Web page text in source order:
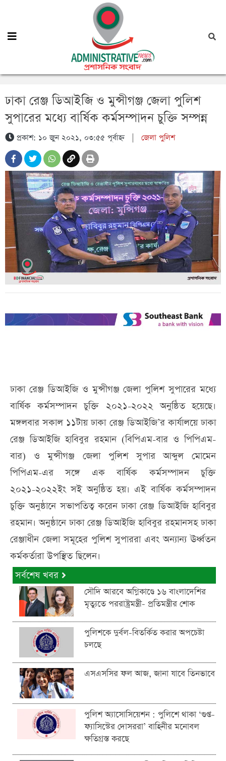
ঢাকা রেঞ্জ ডিআইজি ও মুন্সীগঞ্জ জেলা পুলিশ
সুপারের মধ্যে বার্ষিক কর্মসম্পাদন চুক্তি সম্পন্ন
প্রকাশ: ১০ জুন ২০২১, ০৩:৫৫ পূর্বাহ্ন| জেলা পুলিশ
ঢাকা রেঞ্জ ডিআইজি ও মুন্সীগঞ্জ জেলা পুলিশ সুপারের মধ্যে
বার্ষিক কর্মসম্পাদন চুক্তি ২০২১-২০২২ অনুষ্ঠিত হয়েছে।
মঙ্গলবার সকাল ১১টায় ঢাকা রেঞ্জ ডিআইজি’র কার্যালয়ে ঢাকা
রেঞ্জ ডিআইজি হাবিবুর রহমান (বিপিএম-বার ও পিপিএম-
বার) ও মুন্সীগঞ্জ জেলা পুলিশ সুপার আব্দুল মোমেন
পিপিএম-এর সঙ্গে এক বার্ষিক কর্মসম্পাদন চুক্তি
২০২১-২০২২ইং সই অনুষ্ঠিত হয়। এই বার্ষিক কর্মসম্পাদন
চুক্তি অনুষ্ঠানে সভাপতিত্ব করেন ঢাকা রেঞ্জ ডিআইজি হাবিবুর
রহমান। অনুষ্ঠানে ঢাকা রেঞ্জ ডিআইজি হাবিবুর রহমানসহ ঢাকা
রেঞ্জাধীন জেলা সমূহের পুলিশ সুপাররা এবং অন্যান্য ঊর্ধ্বতন
কর্মকর্তারা উপস্থিত ছিলেন।
সর্বশেষ খবর
সৌদি আরবে অগ্নিকাণ্ডে ১৬ বাংলাদেশির
মৃত্যুতে পররাষ্ট্রমন্ত্রী- প্রতিমন্ত্রীর শোক
পুলিশকে দুর্বল-বিতর্কিত করার অপচেষ্টা
চলছে
এসএসসির ফল আজ, জানা যাবে তিনভাবে
পুলিশ অ্যাসোসিয়েশন : পুলিশে থাকা ‘গুপ্ত-
ফ্যাসিস্টের দোসররা’ বাহিনীর মনোবল
ক্ষতিগ্রস্ত করছে